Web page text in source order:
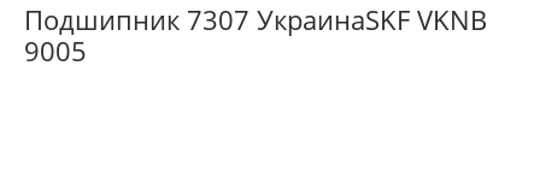
Подшипник 7307 УкраинаSKF VKNB
9005